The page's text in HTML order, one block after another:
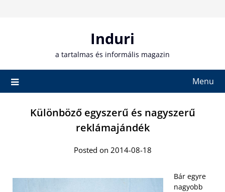
Induri
a tartalmas és informális magazin
Menu
Különböző egyszerű és nagyszerű
reklámajándék
Posted on 2014-08-18
Bár egyre
nagyobb